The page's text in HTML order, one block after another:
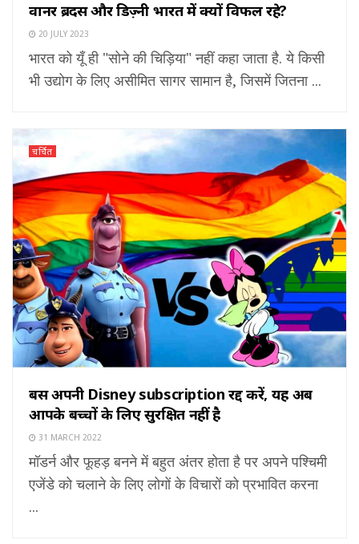
वार्नर ब्रदर्स और डिज़्नी भारत में क्यों विफल रहे?
20 JULY 2023
भारत को यूँ ही "सोने की चिड़िया" नहीं कहा जाता है. ये किसी
भी उद्योग के लिए असीमित सागर सामान है, जिसमें जितना ...
चर्चित
बस अपनी Disney subscription रद्द करें, यह अब
आपके बच्चों के लिए सुरक्षित नहीं है
31 MARCH 2022
मॉडर्न और फूहड़ बनने में बहुत अंतर होता है पर अपने पश्चिमी
एजेंडे को चलाने के लिए लोगों के विचारों को प्रभावित करना
...